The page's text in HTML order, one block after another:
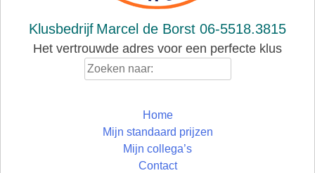
Klusbedrijf Marcel de Borst 06-5518.3815
Het vertrouwde adres voor een perfecte klus
Home
Mijn standaard prijzen
Mijn collega’s
Contact